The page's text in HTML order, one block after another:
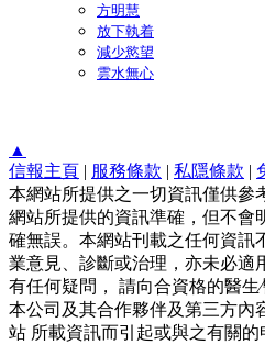
方明慧
放下執着
減少慾望
雲水無心
▲
信報主頁 | 服務條款 | 私隱條款 |
本網站所提供之一切資訊僅供參
網站所提供的資訊準確，但不會
確無誤。本網站刊載之任何資訊
業意見、診斷或治理，亦未必適
有任何疑問， 請向合資格的醫生∕
本公司及其合作夥伴及第三方內
站 所載資訊而引起或與之有關